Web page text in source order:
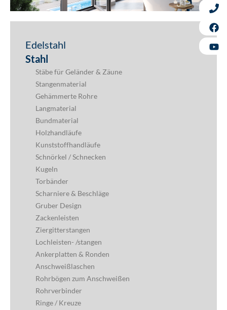
Edelstahl
Stahl
Stäbe für Geländer & Zäune
Stangenmaterial
Gehämmerte Rohre
Langmaterial
Bundmaterial
Holzhandläufe
Kunststoffhandläufe
Schnörkel / Schnecken
Kugeln
Torbänder
Scharniere & Beschläge
Gruber Design
Zackenleisten
Ziergitterstangen
Lochleisten- /stangen
Ankerplatten & Ronden
Anschweißlaschen
Rohrbögen zum Anschweißen
Rohrverbinder
Ringe / Kreuze